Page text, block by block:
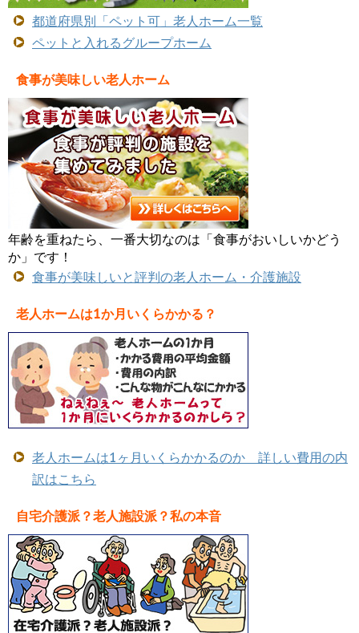
都道府県別「ペット可」老人ホーム一覧
ペットと入れるグループホーム
食事が美味しい老人ホーム
年齢を重ねたら、一番大切なのは「食事がおいしいかどう
か」です！
食事が美味しいと評判の老人ホーム・介護施設
老人ホームは1か月いくらかかる？
老人ホームは1ヶ月いくらかかるのか 詳しい費用の内
訳はこちら
自宅介護派？老人施設派？私の本音